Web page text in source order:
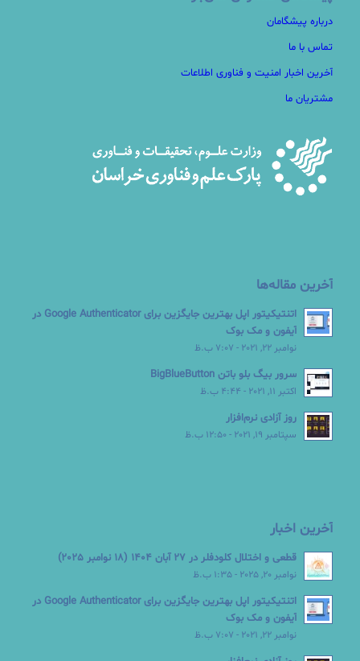
درباره پیشگامان
تماس با ما
آخرین اخبار امنیت و فناوری اطلاعات
مشتریان ما
آخرین مقاله‌ها
اتنتیکیتور اپل بهترین جایگزین برای Google Authenticator در
آیفون و مک بوک
نوامبر 22, 2021 - 7:07 ب.ظ
سرور بیگ بلو باتن BigBlueButton
اکتبر 11, 2021 - 4:44 ب.ظ
روز آزادی نرم‌افزار
سپتامبر 19, 2021 - 12:50 ب.ظ
آخرین اخبار
قطعی و اختلال کلودفلر در 27 آبان 1404 (18 نوامبر 2025)
نوامبر 20, 2025 - 1:35 ب.ظ
اتنتیکیتور اپل بهترین جایگزین برای Google Authenticator در
آیفون و مک بوک
نوامبر 22, 2021 - 7:07 ب.ظ